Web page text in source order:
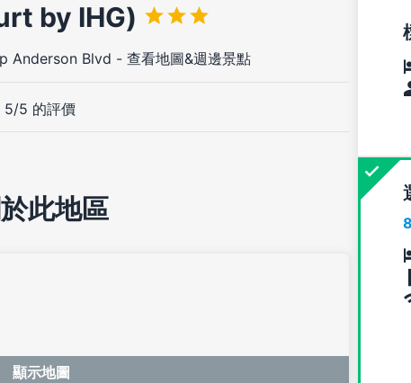
by IHG)
Anderson Blvd - 查看地圖&週邊景點
5/5 的評價
此地區
顯示地圖